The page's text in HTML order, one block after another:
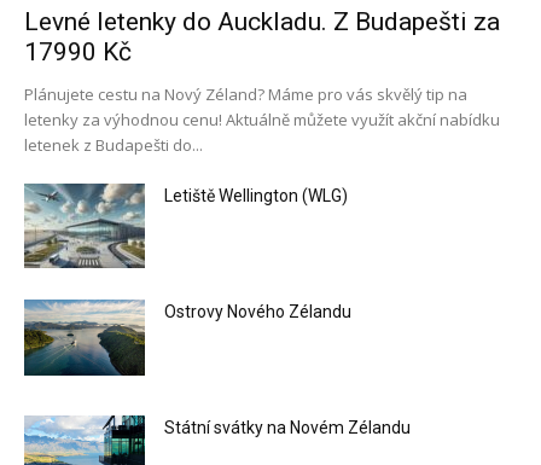
Levné letenky do Auckladu. Z Budapešti za
17990 Kč
Plánujete cestu na Nový Zéland? Máme pro vás skvělý tip na
letenky za výhodnou cenu! Aktuálně můžete využít akční nabídku
letenek z Budapešti do...
Letiště Wellington (WLG)
Ostrovy Nového Zélandu
Státní svátky na Novém Zélandu